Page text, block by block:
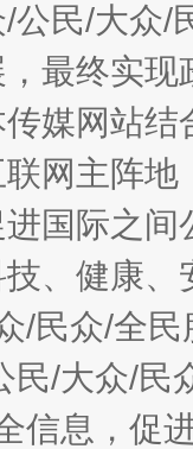
公民/大众
最终实
媒网站
网主阵
国际之
、健康
/民众/全
民/大众/民
信息，促